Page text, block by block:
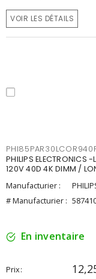
VOIR LES DÉTAILS
PHILIPS ELECTRONICS
120V 40D 4K DIMM /
Manufacturier :
# Manufacturier :
En inventaire
Prix